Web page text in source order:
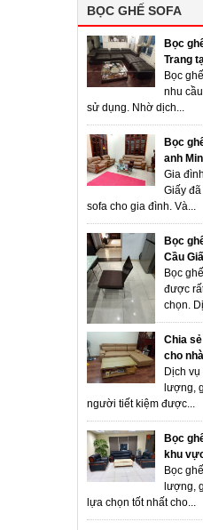
BỌC GHẾ SOFA
Bọc
Trang
Bọc
nhu
sử dụng. Nhờ dịch...
Bọc
anh
Gia
Giấy
sofa cho gia đình. Và...
Bọc
Cầu
Bọc
được
chọn.
Chia
cho
Dịch
lượng,
người tiết kiệm được...
Bọc
khu
Bọc
lượng,
lựa chọn tốt nhất cho...